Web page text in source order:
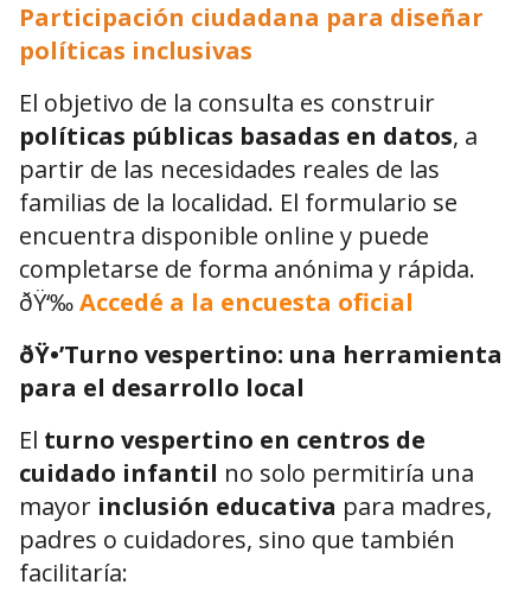
Participación ciudadana para diseñar
políticas inclusivas
El objetivo de la consulta es construir
políticas públicas basadas en datos, a
partir de las necesidades reales de las
familias de la localidad. El formulario se
encuentra disponible online y puede
completarse de forma anónima y rápida.
ðŸ‘‰Accedé a la encuesta oficial
ðŸ•’Turno vespertino: una herramienta
para el desarrollo local
El turno vespertino en centros de
cuidado infantil no solo permitiría una
mayor inclusión educativa para madres,
padres o cuidadores, sino que también
facilitaría: